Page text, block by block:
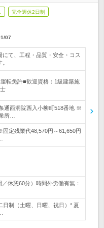
完全週休2日制
07
て、工程・品質・安全・コス
転免許■歓迎資格：1級建築施
通西洞院西入小柳町518番地 ※
所…
固定残業代48,570円～61,650円
休憩60分）時間外労働有無：
日制（土曜、日曜、祝日）* 夏